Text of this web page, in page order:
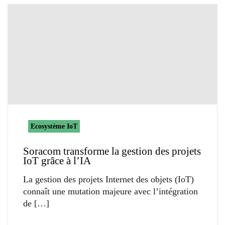
Ecosystème IoT
Soracom transforme la gestion des projets
IoT grâce à l’IA
La gestion des projets Internet des objets (IoT)
connaît une mutation majeure avec l’intégration
de